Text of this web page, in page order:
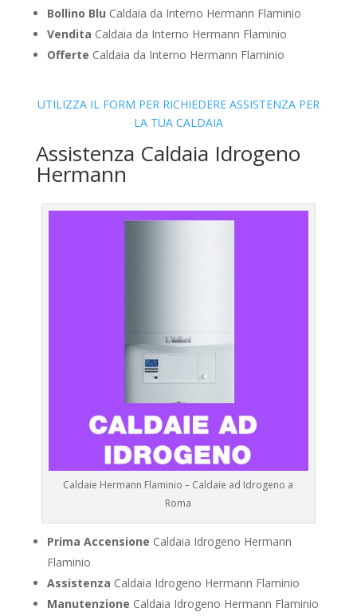
Bollino Blu Caldaia da Interno Hermann Flaminio
Vendita Caldaia da Interno Hermann Flaminio
Offerte Caldaia da Interno Hermann Flaminio
UTILIZZA IL FORM PER RICHIEDERE ASSISTENZA PER
LA TUA CALDAIA
Assistenza Caldaia Idrogeno
Hermann
Caldaie Hermann Flaminio – Caldaie ad Idrogeno a
Roma
Prima Accensione Caldaia Idrogeno Hermann
Flaminio
Assistenza Caldaia Idrogeno Hermann Flaminio
Manutenzione Caldaia Idrogeno Hermann Flaminio